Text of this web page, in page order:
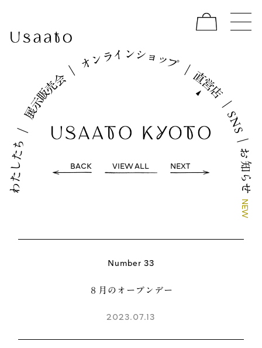
わ
た
し
た
ち
｜
展
示
販売会
｜ オンライ ンショ ップ ｜直営
店
｜
S
N
S
｜
N
E
W
お
知
ら
せ
BACK VIEW ALL NEXT
Number 33
８月のオープンデー
2023.07.13